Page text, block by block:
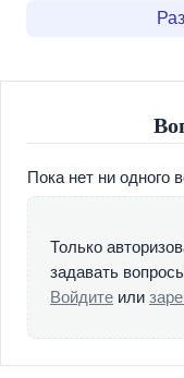
В своей практике,
того, мы обладаем
реабилитационных
анонимно. Любой
заболеванию, мы
придерживаясь
индивидуальны,
разрабатывается
Пока нет ни одного
Только
задавать
Войдите или